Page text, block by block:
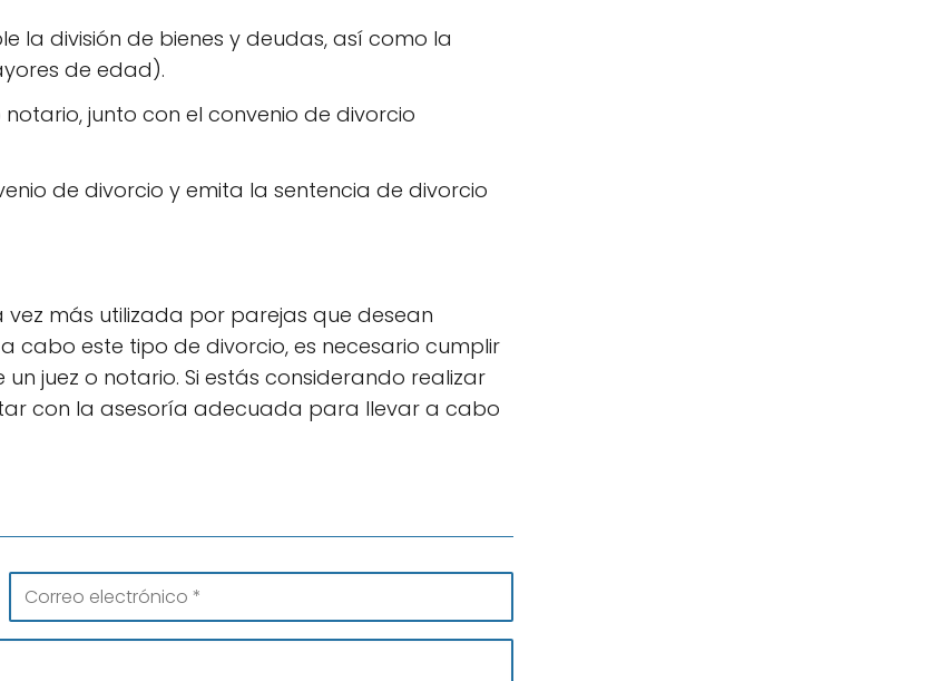
la división de bienes y deudas, así como la
de edad).
junto con el convenio de divorcio
de divorcio y emita la sentencia de divorcio
más utilizada por parejas que desean
cabo este tipo de divorcio, es necesario cumplir
juez o notario. Si estás considerando realizar
con la asesoría adecuada para llevar a cabo